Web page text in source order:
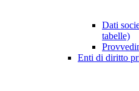
Dati
tabelle)
Enti di diritto